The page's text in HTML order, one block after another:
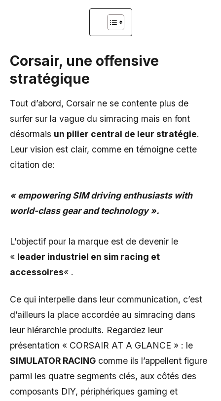
Corsair, une offensive
stratégique
Tout d’abord, Corsair ne se contente plus de
surfer sur la vague du simracing mais en font
désormais un pilier central de leur stratégie.
Leur vision est clair, comme en témoigne cette
citation de:
« empowering SIM driving enthusiasts with
world-class gear and technology ».
L’objectif pour la marque est de devenir le
« leader industriel en sim racing et
accessoires« .
Ce qui interpelle dans leur communication, c’est
d’ailleurs la place accordée au simracing dans
leur hiérarchie produits. Regardez leur
présentation « CORSAIR AT A GLANCE » : le
SIMULATOR RACING comme ils l’appellent figure
parmi les quatre segments clés, aux côtés des
composants DIY, périphériques gaming et